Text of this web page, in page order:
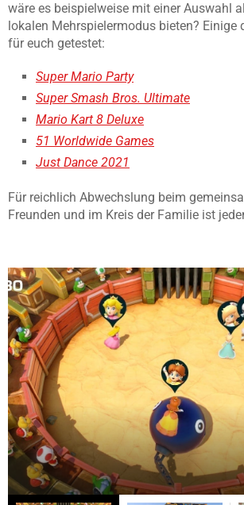
wäre es beispielweise mit einer Auswahl
lokalen Mehrspielermodus bieten? Einige
für euch getestet:
Super Mario Party
Super Smash Bros. Ultimate
Mario Kart 8 Deluxe
51 Worldwide Games
Just Dance 2021
Für reichlich Abwechslung beim
Freunden und im Kreis der Familie ist